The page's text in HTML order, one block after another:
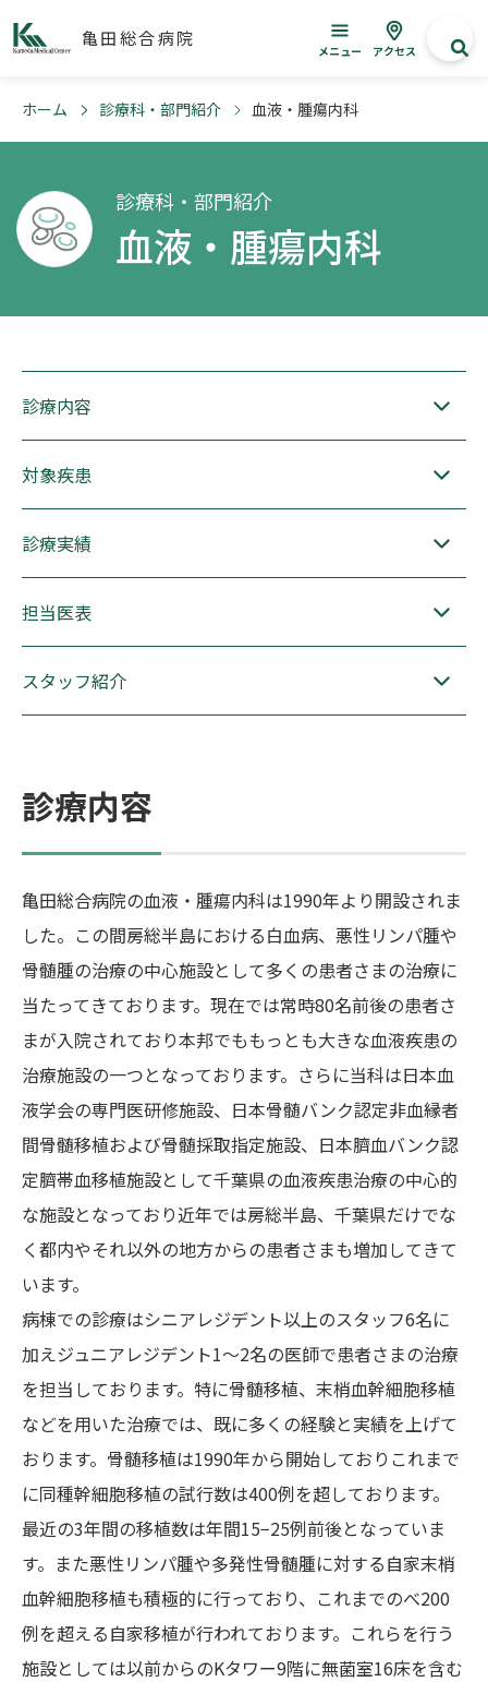
亀田総合病院
メニュー アクセス
ホーム 診療科・部門紹介 血液・腫瘍内科
診療科・部門紹介
血液・腫瘍内科
診療内容
対象疾患
診療実績
担当医表
スタッフ紹介
診療内容
亀田総合病院の血液・腫瘍内科は1990年より開設されま
した。この間房総半島における白血病、悪性リンパ腫や
骨髄腫の治療の中心施設として多くの患者さまの治療に
当たってきております。現在では常時80名前後の患者さ
まが入院されており本邦でももっとも大きな血液疾患の
治療施設の一つとなっております。さらに当科は日本血
液学会の専門医研修施設、日本骨髄バンク認定非血縁者
間骨髄移植および骨髄採取指定施設、日本臍血バンク認
定臍帯血移植施設として千葉県の血液疾患治療の中心的
な施設となっており近年では房総半島、千葉県だけでな
く都内やそれ以外の地方からの患者さまも増加してきて
います。
病棟での診療はシニアレジデント以上のスタッフ6名に
加えジュニアレジデント1〜2名の医師で患者さまの治療
を担当しております。特に骨髄移植、末梢血幹細胞移植
などを用いた治療では、既に多くの経験と実績を上げて
おります。骨髄移植は1990年から開始しておりこれまで
に同種幹細胞移植の試行数は400例を超しております。
最近の3年間の移植数は年間15−25例前後となっていま
す。また悪性リンパ腫や多発性骨髄腫に対する自家末梢
血幹細胞移植も積極的に行っており、これまでのべ200
例を超える自家移植が行われております。これらを行う
施設としては以前からのKタワー9階に無菌室16床を含む